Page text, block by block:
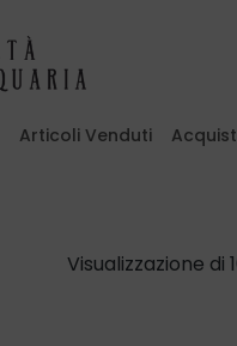
Articoli Venduti
Visualizzazione di